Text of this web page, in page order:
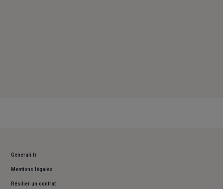
Generali.fr
Mentions légales
Résilier un contrat